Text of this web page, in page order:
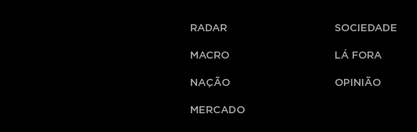
RADAR
MACRO
NAÇÃO
MERCADO
SOCIEDADE
LÁ FORA
OPINIÃO